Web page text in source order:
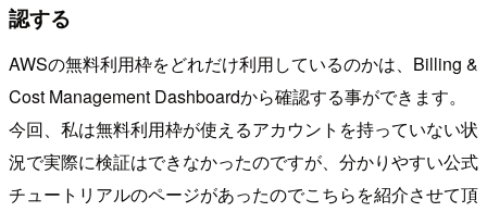
認する
AWSの無料利用枠をどれだけ利用しているのかは、Billing &
Cost Management Dashboardから確認する事ができます。
今回、私は無料利用枠が使えるアカウントを持っていない状
況で実際に検証はできなかったのですが、分かりやすい公式
チュートリアルのページがあったのでこちらを紹介させて頂